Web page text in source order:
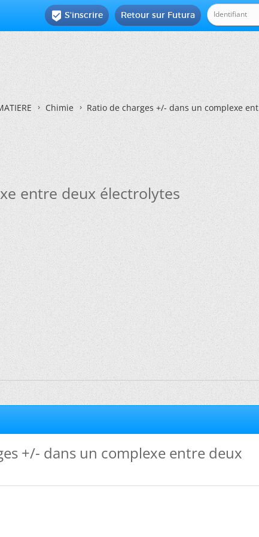
Retour sur Futura
 S'inscrire
Chimie Ratio de charges +/- dans un complexe
entre deux électrolytes
+/- dans un complexe entre deux